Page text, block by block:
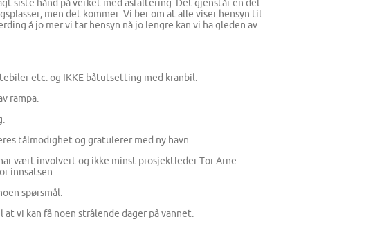
siste hånd på verket med asfaltering. Det gjenstår en del
men det kommer. Vi ber om at alle viser hensyn til
å jo mer vi tar hensyn nå jo lengre kan vi ha gleden av
etc. og IKKE båtutsetting med kranbil.
rampa.
tålmodighet og gratulerer med ny havn.
vært involvert og ikke minst prosjektleder Tor Arne
innsatsen.
spørsmål.
vi kan få noen strålende dager på vannet.